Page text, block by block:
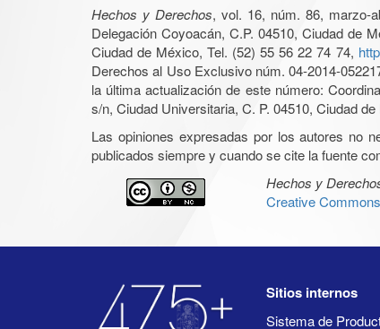
Hechos y Derechos, vol. 16, núm. 86, marzo-
Delegación Coyoacán, C.P. 04510, Ciudad de
Ciudad de México, Tel. (52) 55 56 22 74 74,
Derechos al Uso Exclusivo núm. 04-2014-
la última actualización de este número:
s/n, Ciudad Universitaria, C. P. 04510, Ciudad
Las opiniones expresadas por los autores no
publicados siempre y cuando se cite la fuente
Hechos y
Creative
Sitios internos
Sistema de